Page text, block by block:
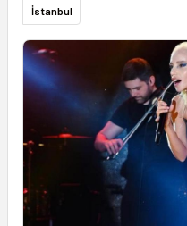
İstanbul